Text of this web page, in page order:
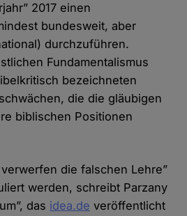
2017 einen
bundesweit, aber
durchzuführen.
Fundamentalismus
bezeichneten
die die gläubigen
biblischen Positionen
die falschen Lehre”
werden, schreibt Parzany
das idea.de veröffentlicht